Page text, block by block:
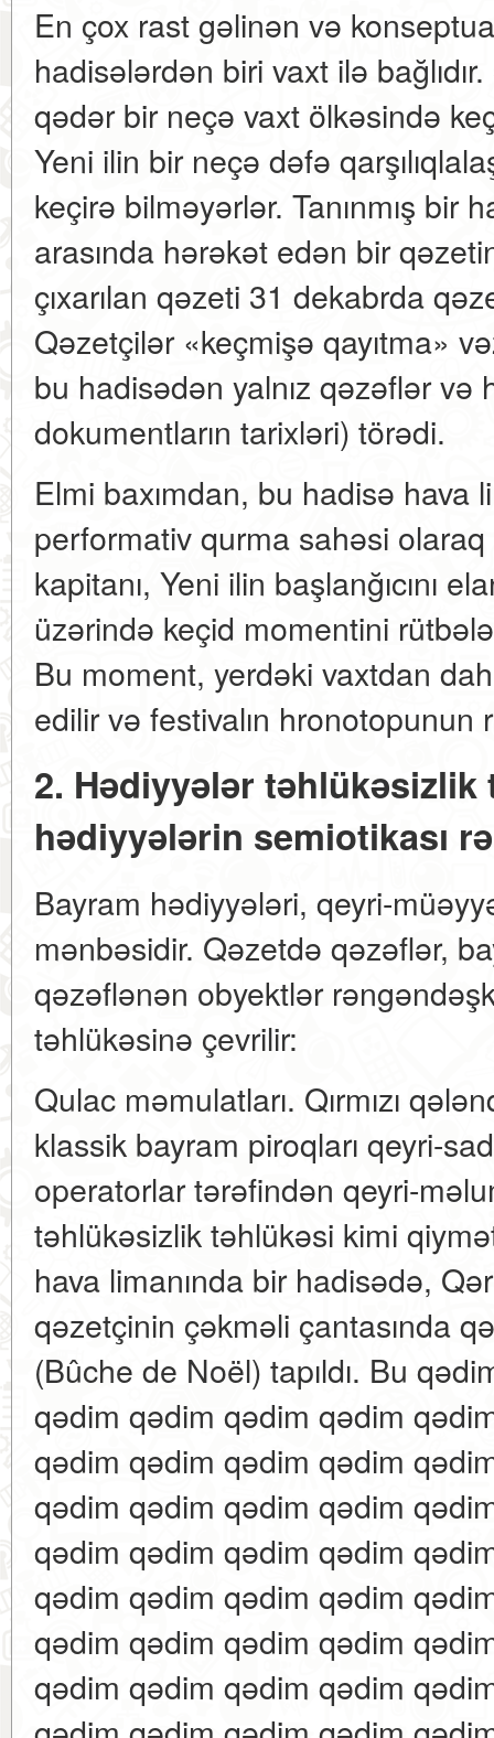
En çox rast gəlinən və
hadisələrdən biri vaxt ilə
qədər bir neçə vaxt ölkəsində
Yeni ilin bir neçə dəfə
keçirə bilməyərlər. Tanınmış bir
arasında hərəkət edən bir
çıxarılan qəzeti 31 dekabrda
Qəzetçilər «keçmişə qayıtma»
bu hadisədən yalnız qəzəflər
dokumentların tarixləri) törədi.
Elmi baxımdan, bu hadisə hava
performativ qurma sahəsi
kapitanı, Yeni ilin başlanğıcını
üzərində keçid momentini
Bu moment, yerdəki vaxtdan
edilir və festivalın hronotopunun
2. Hədiyyələr
hədiyyələrin semiotikası
Bayram hədiyyələri, qeyri-
mənbəsidir. Qəzetdə qəzəflər,
qəzəflənən obyektlər
təhlükəsinə çevrilir:
Qulac məmulatları. Qırmızı
klassik bayram piroqları qeyri-
operatorlar tərəfindən qeyri-
təhlükəsizlik təhlükəsi kimi
hava limanında bir hadisədə,
qəzetçinin çəkməli çantasında
(Bûche de Noël) tapıldı. Bu
qədim qədim qədim qədim
qədim qədim qədim qədim
qədim qədim qədim qədim
qədim qədim qədim qədim
qədim qədim qədim qədim
qədim qədim qədim qədim
qədim qədim qədim qədim